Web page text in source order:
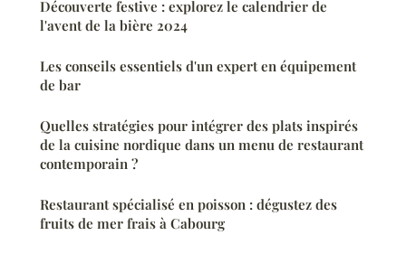
Découverte festive : explorez le calendrier de
l'avent de la bière 2024
Les conseils essentiels d'un expert en équipement
de bar
Quelles stratégies pour intégrer des plats inspirés
de la cuisine nordique dans un menu de restaurant
contemporain ?
Restaurant spécialisé en poisson : dégustez des
fruits de mer frais à Cabourg